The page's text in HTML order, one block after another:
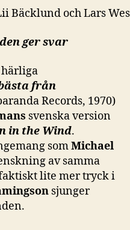
ger svar
från
Records, 1970)
svenska version
in the Wind.
somMichael
av samma
lite mer tryck i
sjunger